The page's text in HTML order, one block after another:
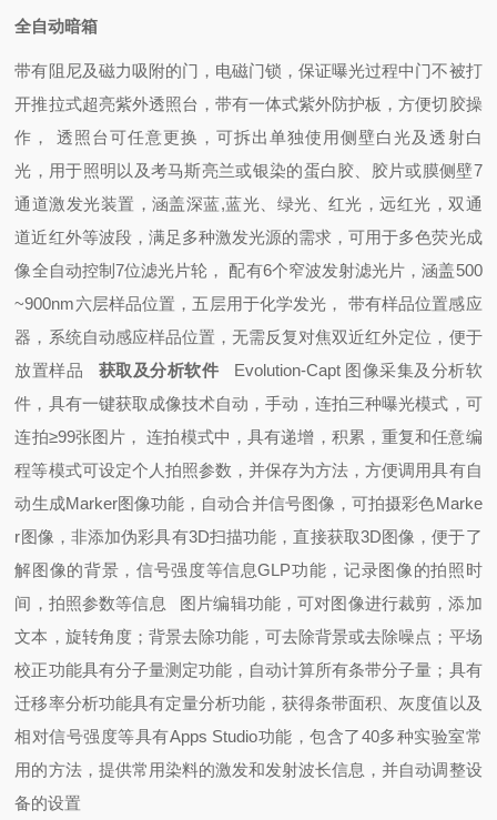
全自动暗箱
带有阻尼及磁力吸附的门，电磁门锁，保证曝光过程中门不被打
开推拉式超亮紫外透照台，带有一体式紫外防护板，方便切胶操
作， 透照台可任意更换，可拆出单独使用侧壁白光及透射白
光，用于照明以及考马斯亮兰或银染的蛋白胶、胶片或膜侧壁7
通道激发光装置，涵盖深蓝,蓝光、绿光、红光，远红光，双通
道近红外等波段，满足多种激发光源的需求，可用于多色荧光成
像全自动控制7位滤光片轮， 配有6个窄波发射滤光片，涵盖500
~900nm六层样品位置，五层用于化学发光， 带有样品位置感应
器，系统自动感应样品位置，无需反复对焦双近红外定位，便于
放置样品 获取及分析软件 Evolution-Capt 图像采集及分析软
件，具有一键获取成像技术自动，手动，连拍三种曝光模式，可
连拍≥99张图片， 连拍模式中，具有递增，积累，重复和任意编
程等模式可设定个人拍照参数，并保存为方法，方便调用具有自
动生成Marker图像功能，自动合并信号图像，可拍摄彩色Marke
r图像，非添加伪彩具有3D扫描功能，直接获取3D图像，便于了
解图像的背景，信号强度等信息GLP功能，记录图像的拍照时
间，拍照参数等信息 图片编辑功能，可对图像进行裁剪，添加
文本，旋转角度；背景去除功能，可去除背景或去除噪点；平场
校正功能具有分子量测定功能，自动计算所有条带分子量；具有
迁移率分析功能具有定量分析功能，获得条带面积、灰度值以及
相对信号强度等具有Apps Studio功能，包含了40多种实验室常
用的方法，提供常用染料的激发和发射波长信息，并自动调整设
备的设置